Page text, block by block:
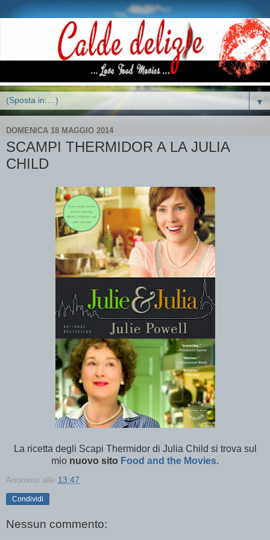
▼
DOMENICA 18 MAGGIO 2014
SCAMPI THERMIDOR A LA JULIA
CHILD
La ricetta degli Scapi Thermidor di Julia Child si trova sul
mio nuovo sito Food and the Movies.
Anonimo alle 13:47
Condividi
Nessun commento: